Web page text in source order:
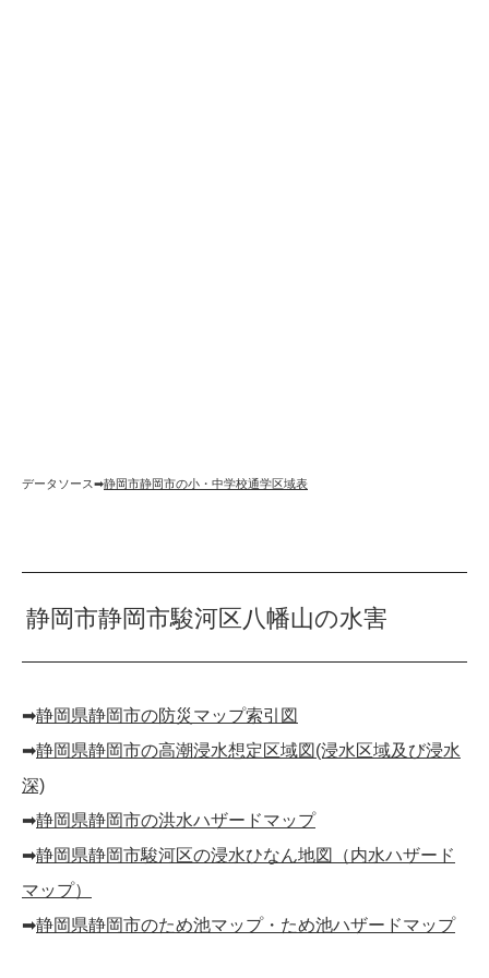
データソース➡︎静岡市静岡市の小・中学校通学区域表
静岡市静岡市駿河区八幡山の水害
➡︎静岡県静岡市の防災マップ索引図
➡︎静岡県静岡市の高潮浸水想定区域図(浸水区域及び浸水
深)
➡︎静岡県静岡市の洪水ハザードマップ
➡︎静岡県静岡市駿河区の浸水ひなん地図（内水ハザード
マップ）
➡︎静岡県静岡市のため池マップ・ため池ハザードマップ